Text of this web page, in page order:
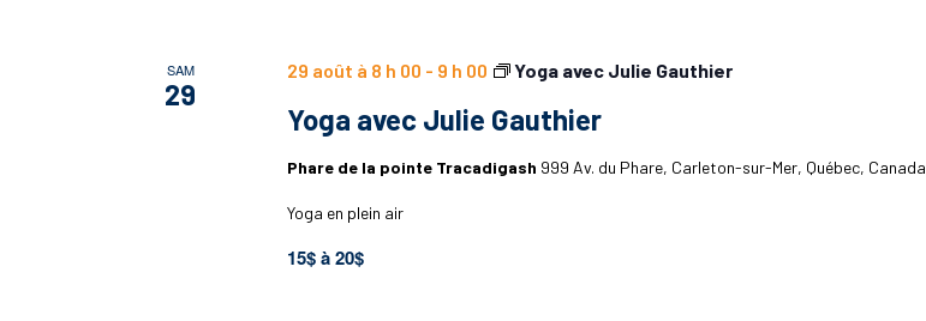
SAM
29
Yoga avec Julie Gauthier
29 août à 8 h 00 - 9 h 00 Yoga avec Julie Gauthier
Phare de la pointe Tracadigash 999 Av. du Phare, Carleton-sur-Mer, Québec, Canada
Yoga en plein air
15$ à 20$